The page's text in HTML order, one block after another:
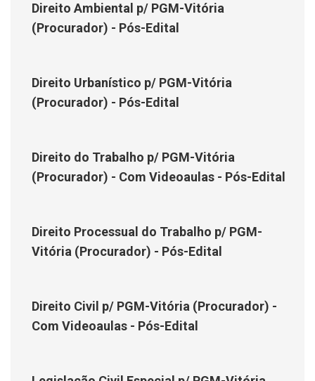
Direito Ambiental p/ PGM-Vitória
(Procurador) - Pós-Edital
Direito Urbanístico p/ PGM-Vitória
(Procurador) - Pós-Edital
Direito do Trabalho p/ PGM-Vitória
(Procurador) - Com Videoaulas - Pós-Edital
Direito Processual do Trabalho p/ PGM-
Vitória (Procurador) - Pós-Edital
Direito Civil p/ PGM-Vitória (Procurador) -
Com Videoaulas - Pós-Edital